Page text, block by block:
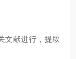
文献进行，提取